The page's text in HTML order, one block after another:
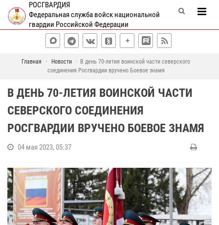
РОСГВАРДИЯ
Федеральная служба войск национальной
гвардии Российской Федерации
Главная Новости
В день 70-летия воинской части северского
соединения Росгвардии вручено Боевое знамя
В ДЕНЬ 70-ЛЕТИЯ ВОИНСКОЙ ЧАСТИ
СЕВЕРСКОГО СОЕДИНЕНИЯ
РОСГВАРДИИ ВРУЧЕНО БОЕВОЕ ЗНАМЯ
04 мая 2023, 05:37